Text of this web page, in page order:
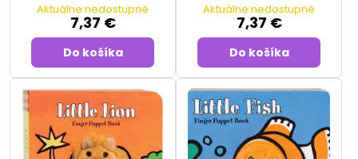
Aktuálne nedostupné
7,37 €
Do košíka
Aktuálne nedostupné
7,37 €
Do košíka